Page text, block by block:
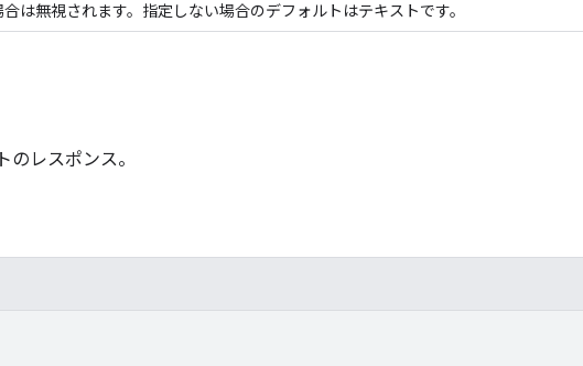
合は無視されます。指定しない場合のデフォルトはテキストです。
のレスポンス。